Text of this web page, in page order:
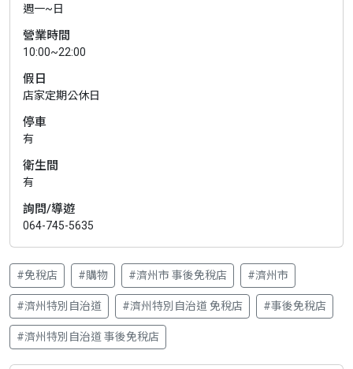
週一~日
營業時間
10:00~22:00
假日
店家定期公休日
停車
有
衛生間
有
詢問/導遊
064-745-5635
#免稅店 #購物 #濟州市 事後免稅店 #濟州市
#濟州特別自治道 #濟州特別自治道 免稅店 #事後免稅店
#濟州特別自治道 事後免稅店